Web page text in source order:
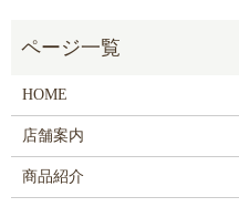
HOME
店舗案内
商品紹介